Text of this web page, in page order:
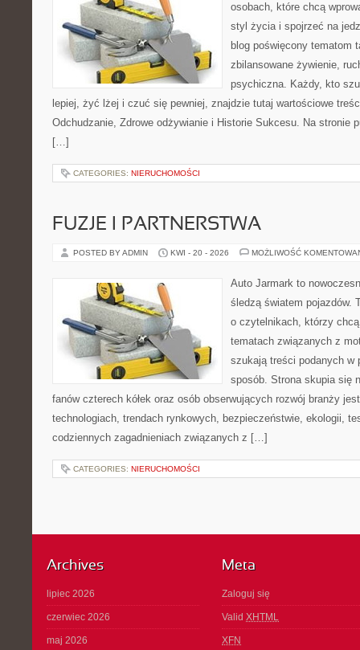
osobach, które chcą
styl życia i spojrzeć na
blog poświęcony tematom
zbilansowane żywienie,
psychiczna. Każdy, kto
lepiej, żyć lżej i czuć się pewniej, znajdzie tutaj wartościowe
Odchudzanie, Zdrowe odżywianie i Historie Sukcesu. Na stronie
[…]
CATEGORIES: NIERUCHOMOŚCI
FUZJE I PARTNERSTWA
POSTED BY ADMIN KWI - 20 - 2026 MOŻLIWOŚĆ
Auto Jarmark to
śledzą światem pojazdów.
o czytelnikach, którzy
tematach związanych z
szukają treści podanych w
sposób. Strona skupia się
fanów czterech kółek oraz osób obserwujących rozwój branży
technologiach, trendach rynkowych, bezpieczeństwie, ekologii,
codziennych zagadnieniach związanych z […]
CATEGORIES: NIERUCHOMOŚCI
Archives
lipiec 2026
czerwiec 2026
maj 2026
Meta
Zaloguj się
Valid XHTML
XFN